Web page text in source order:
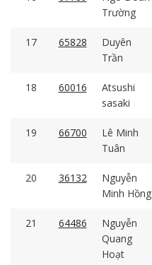
Trường
17 65828
Duyên
Trần
18 60016
Atsushi
sasaki
19 66700
Lê Minh
Tuân
20 36132
Nguyễn
Minh Hồng
21 64486
Nguyễn
Quang
Hoạt